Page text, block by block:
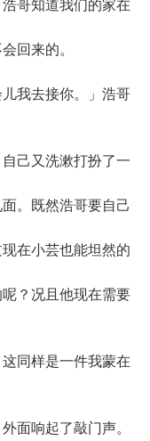
哥知道我们的家在
回来的。
我去接你。」浩哥
己又洗漱打扮了一
。既然浩哥要自己
在小芸也能坦然的
？况且他现在需要
同样是一件我蒙在
响起了敲门声。